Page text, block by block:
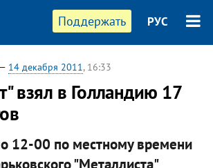
Поддержать РУС
14 декабря 2011, 16:33
взял в Голландию 17
12-00 по местному времени
"Металлиста"